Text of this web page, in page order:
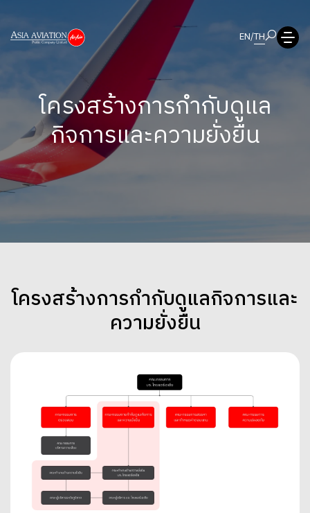
EN/TH
โครงสร้างการกำกับดูแล
กิจการและความยั่งยืน
โครงสร้างการกำกับดูแลกิจการและ
ความยั่งยืน